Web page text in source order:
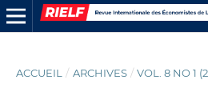
ACCUEIL / ARCHIVES / VOL. 8 NO 1